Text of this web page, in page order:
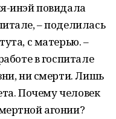
инэй повидала
– поделилась
с матерью. –
в госпитале
ни смерти. Лишь
Почему человек
агонии?